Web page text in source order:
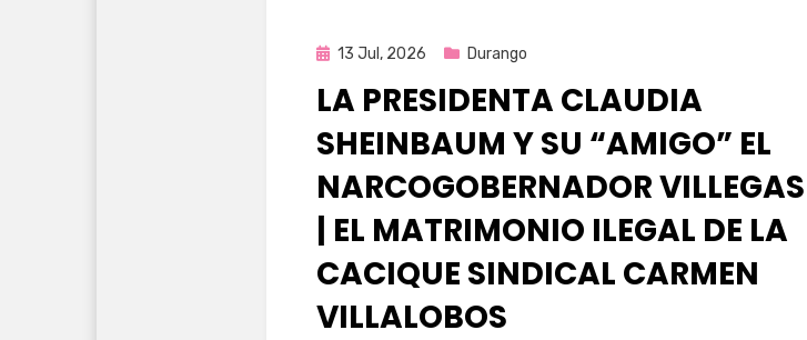
Publicada
13 Jul, 2026 Durango
LA PRESIDENTA CLAUDIA
SHEINBAUM Y SU “AMIGO” EL
NARCOGOBERNADOR VILLEGAS
| EL MATRIMONIO ILEGAL DE LA
CACIQUE SINDICAL CARMEN
VILLALOBOS